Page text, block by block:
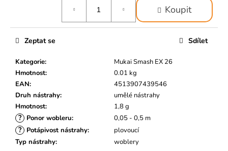
Koupit
Kategorie:
Mukai Smash EX 26
Hmotnost:
0.01 kg
EAN:
4513907439546
Druh nástrahy:
umělé nástrahy
Hmotnost: 1,8 g
? Ponor wobleru: 0,05 - 0,5 m
? Potápivost nástrahy:
plovoucí
Typ nástrahy: woblery
Zeptat se Sdílet
e
m